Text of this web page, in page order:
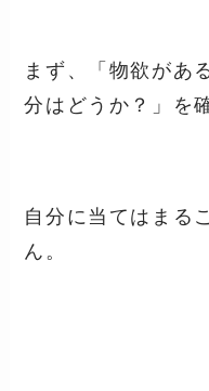
まず、「物欲があ
分はどうか？」を
自分に当てはまる
ん。